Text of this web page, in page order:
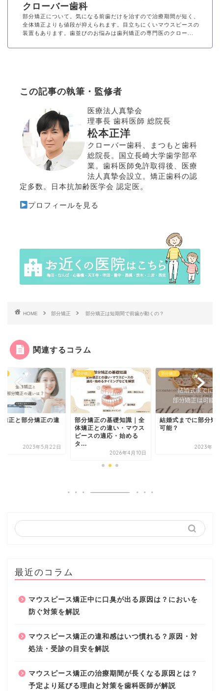
クローバー歯科
部分矯正について。気になる前歯だけを治すので治療期間が短く、
全体矯正よりも値段が抑えられます。目立ちにくいマウスピースの
装置もあります。歯並びのお悩みは歯列矯正の専門医のクロー...
この記事の執筆・監修者
医療法人真摯会
理事長 歯科医師 総院長
松本正洋
クローバー歯科、まつもと歯科
総院長。国立長崎大学歯学部卒
業。歯科医師免許取得後、医療
法人真摯会設立。矯正歯科の認
定多数。日本抗加齢医学会 認定医。
プロフィールを見る
HOME 部分矯正 部分矯正は短期間で前歯が動くの？
関連するコラム
矯正
矯正の基礎知識｜全
部分矯正
結婚式までに部分矯正は
可能？
部分矯正
全体矯正と部分矯
いは？
2023年5
最近のコラム
マウスピース矯正中に口臭が出る原因は？においを
防ぐ対策を解説
マウスピース矯正の違和感はいつ慣れる？原因・対
処法・受診の目安を解説
マウスピース矯正の治療期間が長くなる原因とは？
予定より延びる理由と対策を歯科医師が解説